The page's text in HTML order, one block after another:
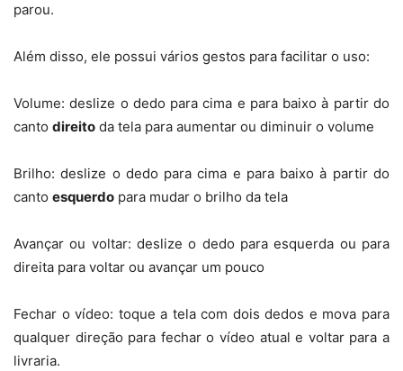
parou.
Além disso, ele possui vários gestos para facilitar o uso:
Volume: deslize o dedo para cima e para baixo à partir do
canto direito da tela para aumentar ou diminuir o volume
Brilho: deslize o dedo para cima e para baixo à partir do
canto esquerdo para mudar o brilho da tela
Avançar ou voltar: deslize o dedo para esquerda ou para
direita para voltar ou avançar um pouco
Fechar o vídeo: toque a tela com dois dedos e mova para
qualquer direção para fechar o vídeo atual e voltar para a
livraria.